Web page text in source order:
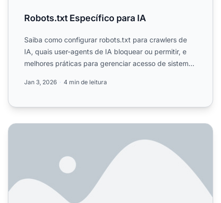
Robots.txt Específico para IA
Saiba como configurar robots.txt para crawlers de
IA, quais user-agents de IA bloquear ou permitir, e
melhores práticas para gerenciar acesso de sistemas
Jan 3, 2026 4 min de leitura
Como Configurar robots.txt para Rastreadores de IA: